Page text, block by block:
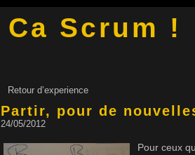
Ca Scrum !
Retour d’experience
Partir, pour de
24/05/2012
Pour ceux